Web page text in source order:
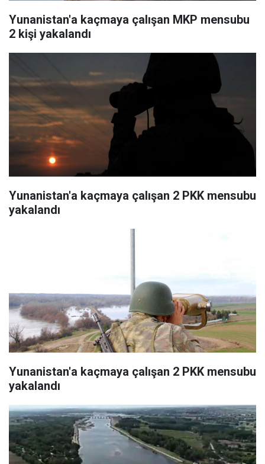
Yunanistan'a kaçmaya çalışan MKP mensubu
2 kişi yakalandı
Yunanistan'a kaçmaya çalışan 2 PKK mensubu
yakalandı
Yunanistan'a kaçmaya çalışan 2 PKK mensubu
yakalandı